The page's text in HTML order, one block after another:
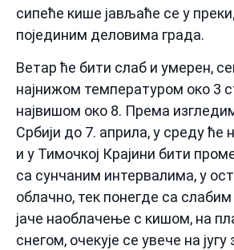
сипеће кише јављаће се у
појединим деловима града.
Ветар ће бити слаб и умерен,
најнижом температуром око 3
највишом око 8. Према
Србији до 7. априла, у среду ће
и у Тимочкој Крајини бити
са сунчаним интервалима, у
облачно, тек понегде са
јаче наоблачење с кишом, на
снегом, очекује се увече на